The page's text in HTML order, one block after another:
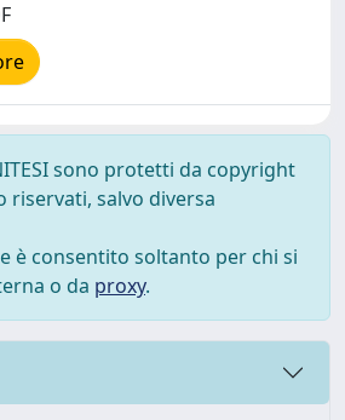
sono protetti da copyright
salvo diversa
è consentito soltanto per chi si
o da proxy.